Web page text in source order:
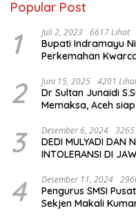
Popular Post
1 Juli 2, 2023 6617 Lihat
Bupati Indramayu
Perkemahan
2 Juni 15, 2025 4201
Dr Sultan Junaidi
Memaksa, Aceh
3 Desember 6, 2024
DEDI MULYADI DAN
INTOLERANSI DI
4 Desember 11, 2024
Pengurus SMSI
Sekjen Makali